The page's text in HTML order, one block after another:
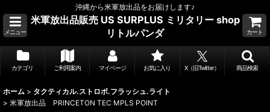
沖縄から米軍放出品をお届けします♪
メニュー
米軍放出品販売 US SURPLUS ミリタリー shop
リトルパンダ
カート
カテゴリ ご利用案内 マイページ お気に入り X（旧Twitter） 商品検索
ホーム > タクティカル.ストロボ.フラッシュ.ライト
> 米軍放出品 PRINCETON TEC MPLS POINT